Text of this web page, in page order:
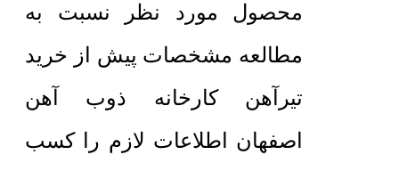
محصول مورد نظر نسبت به
مطالعه مشخصات پیش از خرید
تیرآهن کارخانه ذوب آهن
اصفهان اطلاعات لازم را کسب